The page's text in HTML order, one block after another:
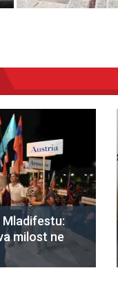
Mladifestu:
milost ne